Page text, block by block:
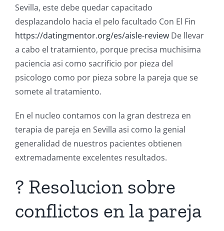
Sevilla, este debe quedar capacitado
desplazandolo hacia el pelo facultado Con El Fin
https://datingmentor.org/es/aisle-review De llevar
a cabo el tratamiento, porque precisa muchisima
paciencia asi como sacrificio por pieza del
psicologo como por pieza sobre la pareja que se
somete al tratamiento.
En el nucleo contamos con la gran destreza en
terapia de pareja en Sevilla asi como la genial
generalidad de nuestros pacientes obtienen
extremadamente excelentes resultados.
? Resolucion sobre
conflictos en la pareja